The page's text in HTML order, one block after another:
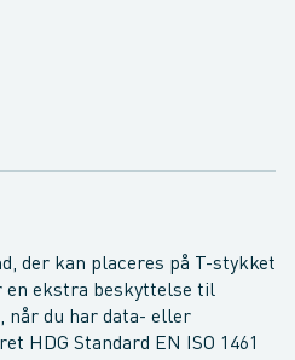
der kan placeres på T-stykket
en ekstra beskyttelse til
når du har data- eller
HDG Standard EN ISO 1461